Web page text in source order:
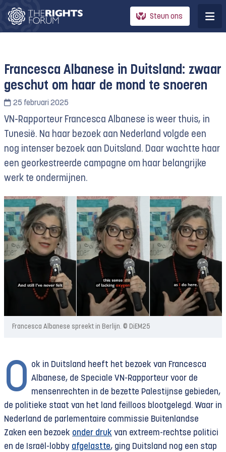
Steun ons
Francesca Albanese in Duitsland: zwaar
geschut om haar de mond te snoeren
25 februari 2025
VN-Rapporteur Francesca Albanese is weer thuis, in
Tunesië. Na haar bezoek aan Nederland volgde een
nog intenser bezoek aan Duitsland. Daar wachtte haar
een georkestreerde campagne om haar belangrijke
werk te ondermijnen.
Francesca Albanese spreekt in Berlijn. © DiEM25
O ok in Duitsland heeft het bezoek van Francesca
Albanese, de Speciale VN-Rapporteur voor de
mensenrechten in de bezette Palestijnse gebieden,
de politieke staat van het land feilloos blootgelegd. Waar in
Nederland de parlementaire commissie Buitenlandse
Zaken een bezoek onder druk van extreem-rechtse politici
en de Israël-lobby afgelastte, ging Duitsland nog een stap